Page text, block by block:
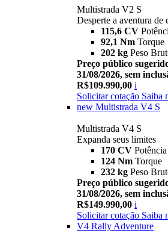
Multistrada V2 S
Desperte a aventura de
115,6 CV
92,1 Nm Torque
202 kg Peso
Preço público
31/08/2026, sem
R$109.990,00 i
Solicitar cotação Saiba
new Multistrada V4 S
Multistrada V4 S
Expanda seus limites
170 CV Potência
124 Nm Torque
232 kg Peso
Preço público
31/08/2026, sem
R$149.990,00 i
Solicitar cotação Saiba
V4 Rally Adventure